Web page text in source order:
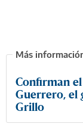
Confirman
Guerrero, el
Grillo